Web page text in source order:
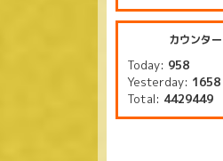
カウンター
Today: 958
Yesterday: 1658
Total: 4429449